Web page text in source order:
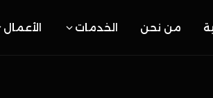
من نحن الخدمات الأعمال